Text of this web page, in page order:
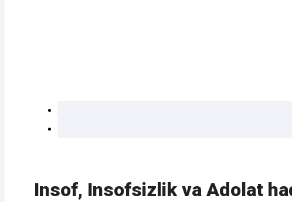
Insof, Insofsizlik va Adolat